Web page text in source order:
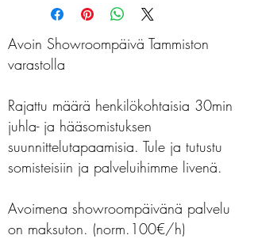
Avoin Showroompäivä Tammiston
varastolla
Rajattu määrä henkilökohtaisia 30min
juhla- ja hääsomistuksen
suunnittelutapaamisia. Tule ja tutustu
somisteisiin ja palveluihimme livenä.
Avoimena showroompäivänä palvelu
on maksuton. (norm.100€/h)